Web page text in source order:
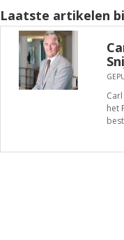
Laatste artikelen
het